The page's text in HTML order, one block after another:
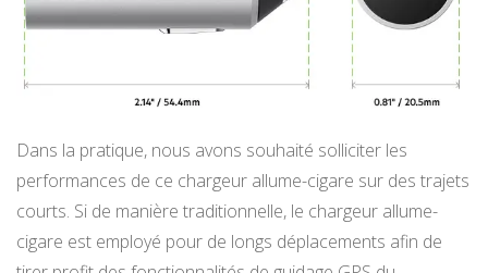
Dans la pratique, nous avons souhaité solliciter les
performances de ce chargeur allume-cigare sur des trajets
courts. Si de manière traditionnelle, le chargeur allume-
cigare est employé pour de longs déplacements afin de